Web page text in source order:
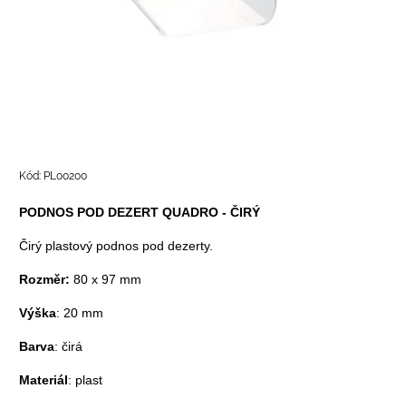
Kód: PL00200
PODNOS POD DEZERT QUADRO - ČIRÝ
Čirý plastový podnos pod dezerty.
Rozměr: 80 x 97 mm
Výška: 20 mm
Barva: čirá
Materiál: plast